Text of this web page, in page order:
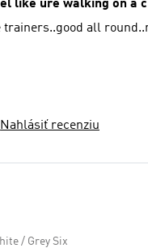
like ure walking on a c
all
Nahlásiť recenziu
/ Grey Six